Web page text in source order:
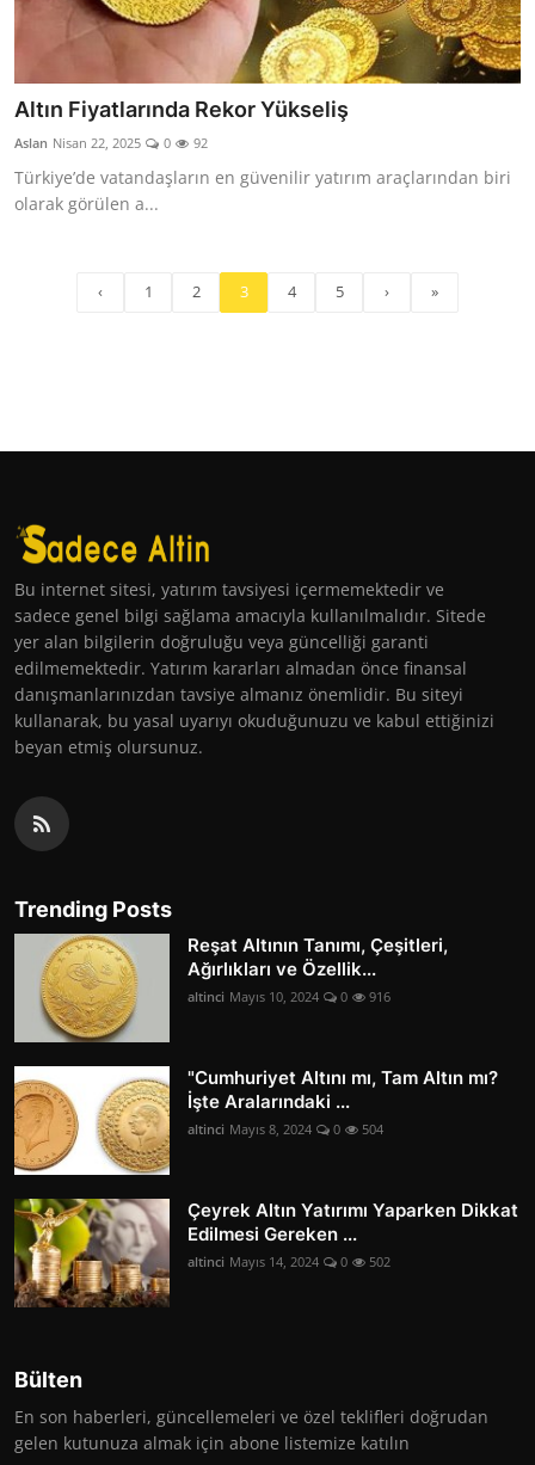
Altın Fiyatlarında Rekor Yükseliş
Aslan Nisan 22, 2025 0 92
Türkiye’de vatandaşların en güvenilir yatırım araçlarından biri
olarak görülen a...
‹ 1 2 3 4 5 › »
Bu internet sitesi, yatırım tavsiyesi içermemektedir ve
sadece genel bilgi sağlama amacıyla kullanılmalıdır. Sitede
yer alan bilgilerin doğruluğu veya güncelliği garanti
edilmemektedir. Yatırım kararları almadan önce finansal
danışmanlarınızdan tavsiye almanız önemlidir. Bu siteyi
kullanarak, bu yasal uyarıyı okuduğunuzu ve kabul ettiğinizi
beyan etmiş olursunuz.
Trending Posts
Reşat Altının Tanımı, Çeşitleri,
Ağırlıkları ve Özellik...
altinci Mayıs 10, 2024 0 916
"Cumhuriyet Altını mı, Tam Altın mı?
İşte Aralarındaki ...
altinci Mayıs 8, 2024 0 504
Çeyrek Altın Yatırımı Yaparken Dikkat
Edilmesi Gereken ...
altinci Mayıs 14, 2024 0 502
Bülten
En son haberleri, güncellemeleri ve özel teklifleri doğrudan
gelen kutunuza almak için abone listemize katılın